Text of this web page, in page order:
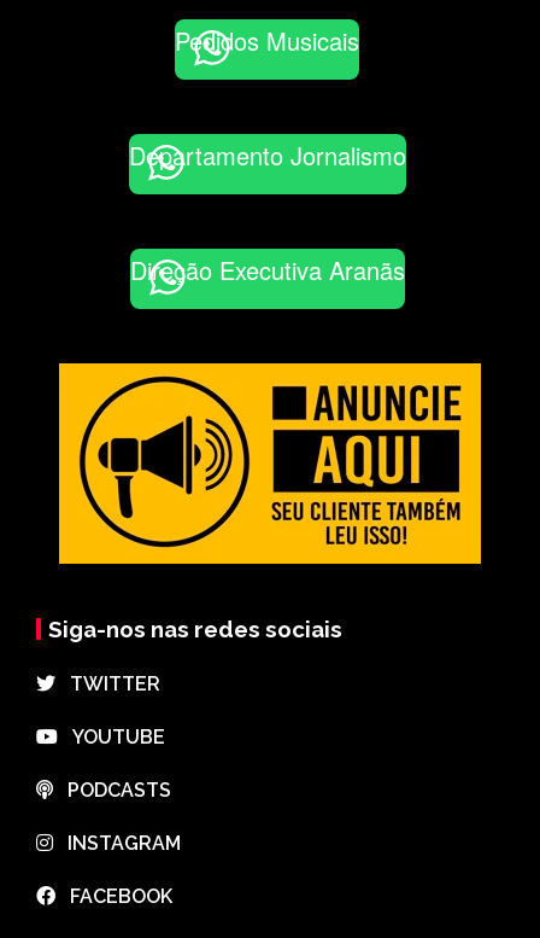
Pedidos Musicais
Departamento Jornalismo
Direção Executiva Aranãs
Siga-nos nas redes sociais
⠀TWITTER
⠀YOUTUBE
⠀PODCASTS
⠀INSTAGRAM
⠀FACEBOOK